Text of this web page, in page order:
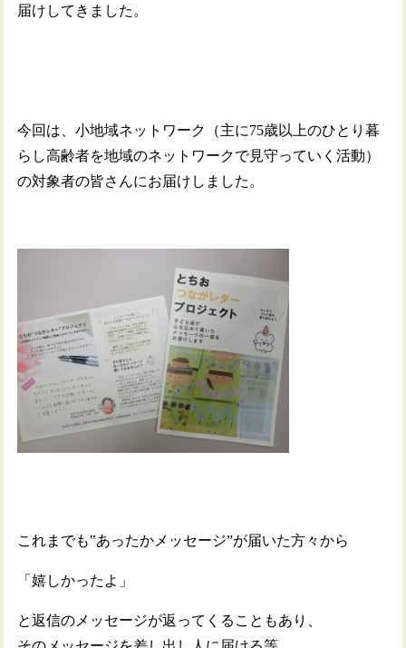
届けしてきました。
今回は、小地域ネットワーク（主に75歳以上のひとり暮
らし高齢者を地域のネットワークで見守っていく活動）
の対象者の皆さんにお届けしました。
これまでも‟あったかメッセージ”が届いた方々から
「嬉しかったよ」
と返信のメッセージが返ってくることもあり、